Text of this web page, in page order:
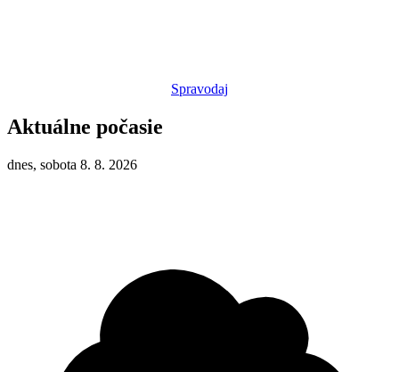
Spravodaj
Aktuálne počasie
dnes, sobota 8. 8. 2026